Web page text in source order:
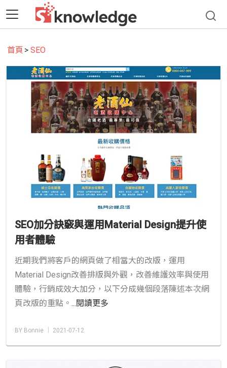
首頁 SEO
SEO加分訣竅與運用Material Design提升使
用者體驗
近期我們將客戶的網頁做了相當大的改版，運用
Material Design改善排版與外觀，改善維護效率與使用
體驗，行銷成效大加分，以下分成幾個段落陳述本次網
頁改版的重點。 ...閱讀更多
BY Bonnie │ 2021-07-12